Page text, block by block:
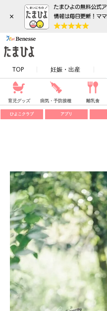
×
TOP 妊娠・出産
育児グッズ 病気・予防接種 離乳食
ひよこクラブ アプリ